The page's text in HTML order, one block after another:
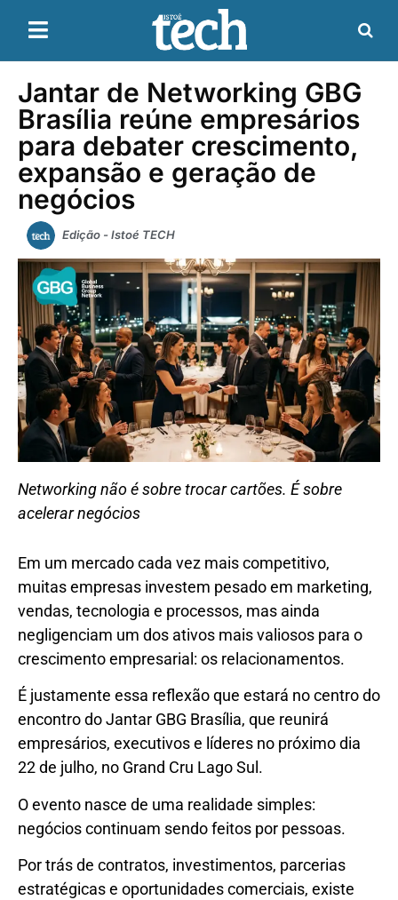
Jantar de Networking GBG
Brasília reúne empresários
para debater crescimento,
expansão e geração de
negócios
Edição - Istoé TECH
Networking não é sobre trocar cartões. É sobre
acelerar negócios
Em um mercado cada vez mais competitivo,
muitas empresas investem pesado em marketing,
vendas, tecnologia e processos, mas ainda
negligenciam um dos ativos mais valiosos para o
crescimento empresarial: os relacionamentos.
É justamente essa reflexão que estará no centro do
encontro do Jantar GBG Brasília, que reunirá
empresários, executivos e líderes no próximo dia
22 de julho, no Grand Cru Lago Sul.
O evento nasce de uma realidade simples:
negócios continuam sendo feitos por pessoas.
Por trás de contratos, investimentos, parcerias
estratégicas e oportunidades comerciais, existe